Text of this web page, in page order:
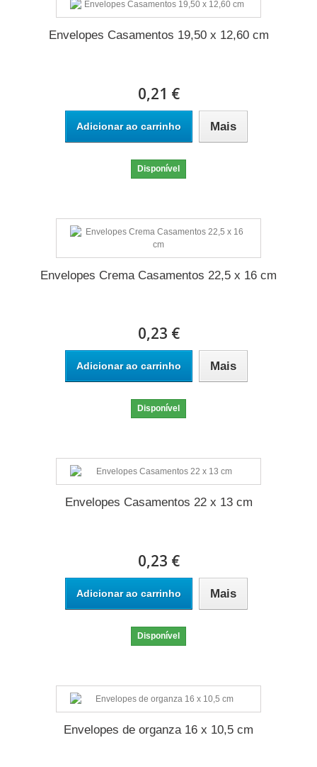
Envelopes Casamentos 19,50 x 12,60 cm
0,21 €
Adicionar ao carrinho Mais
Disponível
Envelopes Crema Casamentos 22,5 x 16 cm
0,23 €
Adicionar ao carrinho Mais
Disponível
Envelopes Casamentos 22 x 13 cm
0,23 €
Adicionar ao carrinho Mais
Disponível
Envelopes de organza 16 x 10,5 cm